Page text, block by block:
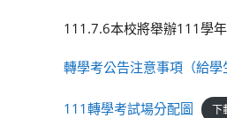
111.7.6本校將舉辦111學
轉學考公告注意事項（給學
111轉學考試場分配圖 下